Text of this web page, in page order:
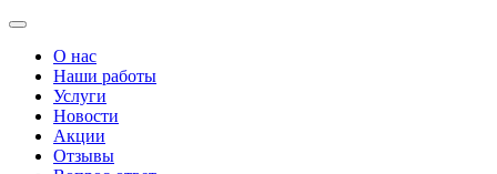
О нас
Наши работы
Услуги
Новости
Акции
Отзывы